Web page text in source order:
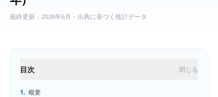
最終更新： 2026年6月 ・出典に基づく推計データ
目次 閉じる
1. 概要